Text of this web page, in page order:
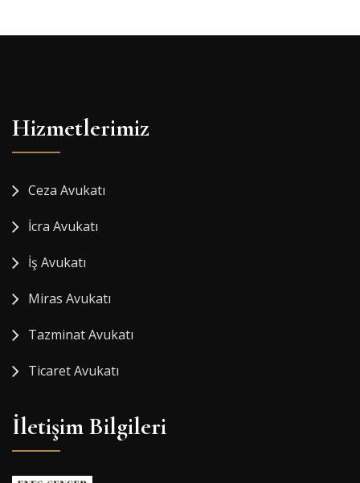
Hizmetlerimiz
Ceza Avukatı
İcra Avukatı
İş Avukatı
Miras Avukatı
Tazminat Avukatı
Ticaret Avukatı
İletişim Bilgileri